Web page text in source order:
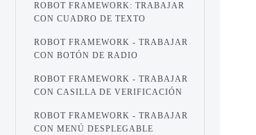
ROBOT FRAMEWORK: TRABAJAR
CON CUADRO DE TEXTO
ROBOT FRAMEWORK - TRABAJAR
CON BOTÓN DE RADIO
ROBOT FRAMEWORK - TRABAJAR
CON CASILLA DE VERIFICACIÓN
ROBOT FRAMEWORK - TRABAJAR
CON MENÚ DESPLEGABLE